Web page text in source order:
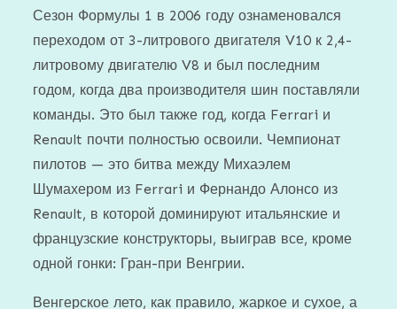
Сезон Формулы 1 в 2006 году ознаменовался
переходом от 3-литрового двигателя V10 к 2,4-
литровому двигателю V8 и был последним
годом, когда два производителя шин поставляли
команды. Это был также год, когда Ferrari и
Renault почти полностью освоили. Чемпионат
пилотов — это битва между Михаэлем
Шумахером из Ferrari и Фернандо Алонсо из
Renault, в которой доминируют итальянские и
французские конструкторы, выиграв все, кроме
одной гонки: Гран-при Венгрии.
Венгерское лето, как правило, жаркое и сухое, а